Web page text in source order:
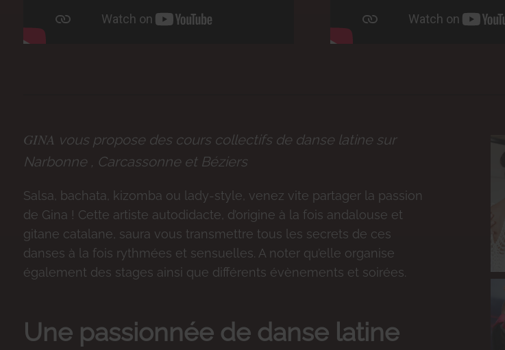
GINA vous propose des cours collectifs de danse latine sur
Narbonne , Carcassonne et Béziers
Salsa, bachata, kizomba ou lady-style, venez vite partager la passion
de Gina ! Cette artiste autodidacte, d’origine à la fois andalouse et
gitane catalane, saura vous transmettre tous les secrets de ces
danses à la fois rythmées et sensuelles. A noter qu’elle organise
également des stages ainsi que différents évènements et soirées.
Une passionnée de danse latine